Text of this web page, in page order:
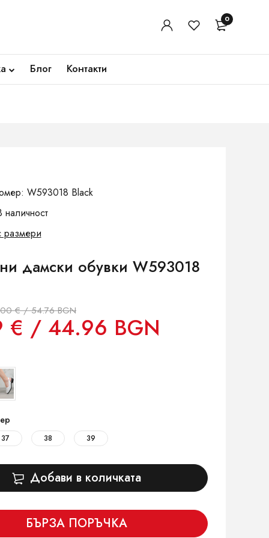
0
Блог Контакти
W593018 Black
размери
дамски обувки W593018
€ / 54.76 BGN
€ / 44.96 BGN
37 38 39
Добави в количката
БЪРЗА ПОРЪЧКА